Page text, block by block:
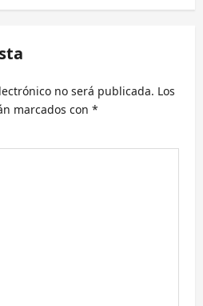
no será publicada. Los
marcados con *